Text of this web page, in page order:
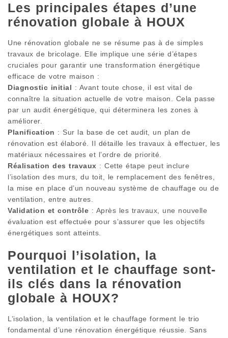
Les principales étapes d’une
rénovation globale à HOUX
Une rénovation globale ne se résume pas à de simples
travaux de bricolage. Elle implique une série d’étapes
cruciales pour garantir une transformation énergétique
efficace de votre maison :
Diagnostic initial : Avant toute chose, il est vital de
connaître la situation actuelle de votre maison. Cela passe
par un audit énergétique, qui déterminera les zones à
améliorer.
Planification : Sur la base de cet audit, un plan de
rénovation est élaboré. Il détaille les travaux à effectuer, les
matériaux nécessaires et l’ordre de priorité.
Réalisation des travaux : Cette étape peut inclure
l’isolation des murs, du toit, le remplacement des fenêtres,
la mise en place d’un nouveau système de chauffage ou de
ventilation, entre autres.
Validation et contrôle : Après les travaux, une nouvelle
évaluation est effectuée pour s’assurer que les objectifs
énergétiques sont atteints.
Pourquoi l’isolation, la
ventilation et le chauffage sont-
ils clés dans la rénovation
globale à HOUX?
L’isolation, la ventilation et le chauffage forment le trio
fondamental d’une rénovation énergétique réussie. Sans